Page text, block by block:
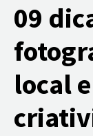
09
local